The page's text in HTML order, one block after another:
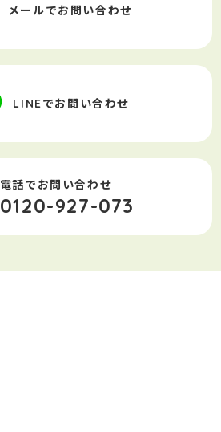
メールでお問い合わせ
LINEでお問い合わせ
電話でお問い合わせ
0120-927-073